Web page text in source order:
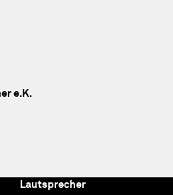
e.K.
Lautsprecher